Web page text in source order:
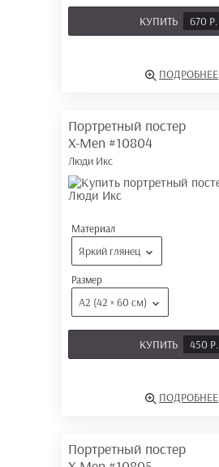
КУПИТЬ 670 Р.
ПОДРОБНЕЕ
Портретный постер
X-Men #10804
Люди Икс
Материал
Яркий глянец
Размер
А2 (42 × 60 см)
КУПИТЬ 450 Р.
ПОДРОБНЕЕ
Портретный постер